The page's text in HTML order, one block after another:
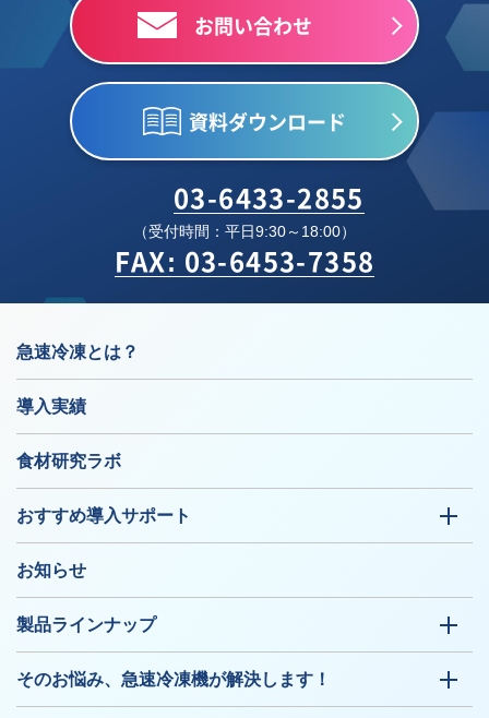
お問い合わせ
資料ダウンロード
03-6433-2855
（受付時間：平日9:30～18:00）
FAX: 03-6453-7358
急速冷凍とは？
導入実績
食材研究ラボ
おすすめ導入サポート
お知らせ
製品ラインナップ
そのお悩み、急速冷凍機が解決します！